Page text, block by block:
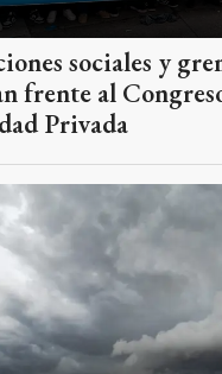
sociales y
frente al
Privada